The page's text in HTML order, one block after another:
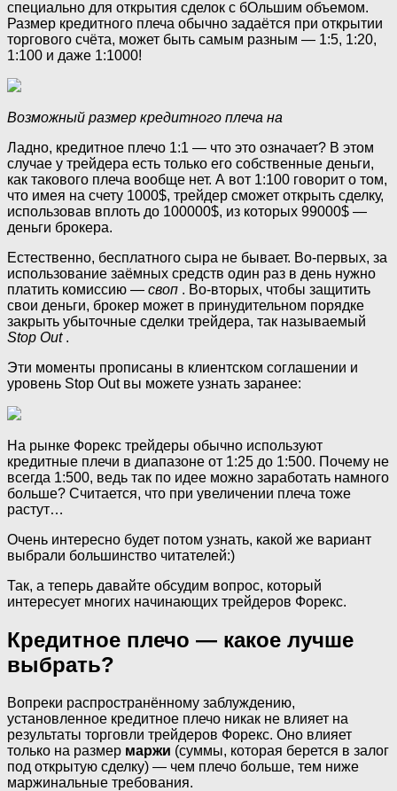
специально для открытия сделок с бОльшим объемом.
Размер кредитного плеча обычно задаётся при открытии
торгового счёта, может быть самым разным — 1:5, 1:20,
1:100 и даже 1:1000!
Возможный размер кредитного плеча на
Ладно, кредитное плечо 1:1 — что это означает? В этом
случае у трейдера есть только его собственные деньги,
как такового плеча вообще нет. А вот 1:100 говорит о том,
что имея на счету 1000$, трейдер сможет открыть сделку,
использовав вплоть до 100000$, из которых 99000$ —
деньги брокера.
Естественно, бесплатного сыра не бывает. Во-первых, за
использование заёмных средств один раз в день нужно
платить комиссию — своп . Во-вторых, чтобы защитить
свои деньги, брокер может в принудительном порядке
закрыть убыточные сделки трейдера, так называемый
Stop Out.
Эти моменты прописаны в клиентском соглашении и
уровень Stop Out вы можете узнать заранее:
На рынке Форекс трейдеры обычно используют
кредитные плечи в диапазоне от 1:25 до 1:500. Почему не
всегда 1:500, ведь так по идее можно заработать намного
больше? Считается, что при увеличении плеча тоже
растут…
Очень интересно будет потом узнать, какой же вариант
выбрали большинство читателей:)
Так, а теперь давайте обсудим вопрос, который
интересует многих начинающих трейдеров Форекс.
Кредитное плечо — какое лучше
выбрать?
Вопреки распространённому заблуждению,
установленное кредитное плечо никак не влияет на
результаты торговли трейдеров Форекс. Оно влияет
только на размер маржи (суммы, которая берется в залог
под открытую сделку) — чем плечо больше, тем ниже
маржинальные требования.